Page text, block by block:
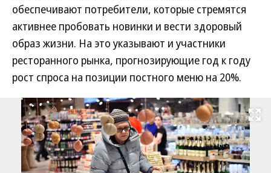
обеспечивают потребители, которые стремятся
активнее пробовать новинки и вести здоровый
образ жизни. На это указывают и участники
ресторанного рынка, прогнозирующие год к году
рост спроса на позиции постного меню на 20%.
Развернуть